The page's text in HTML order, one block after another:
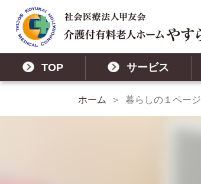
TOP サービス
ホーム 暮らしの１ページ